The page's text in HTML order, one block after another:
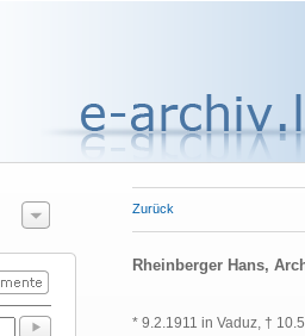
Zurück
Rheinberger Hans,
* 9.2.1911 in Vaduz, †